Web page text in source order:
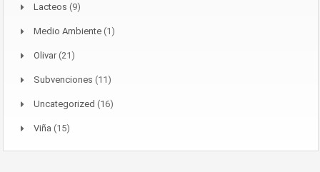
Lacteos (9)
Medio Ambiente (1)
Olivar(21)
Subvenciones (11)
Uncategorized (16)
Viña (15)